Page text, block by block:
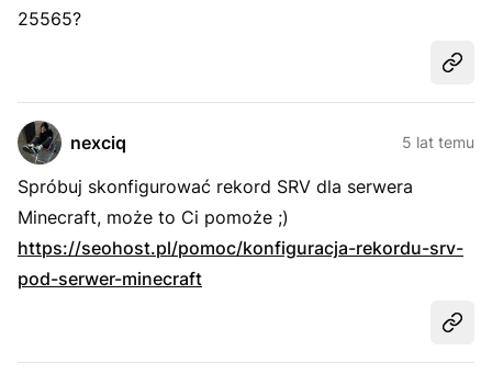
25565?
nexciq 5 lat temu
Spróbuj skonfigurować rekord SRV dla serwera
Minecraft, może to Ci pomoże ;)
https://seohost.pl/pomoc/konfiguracja-rekordu-srv-
pod-serwer-minecraft